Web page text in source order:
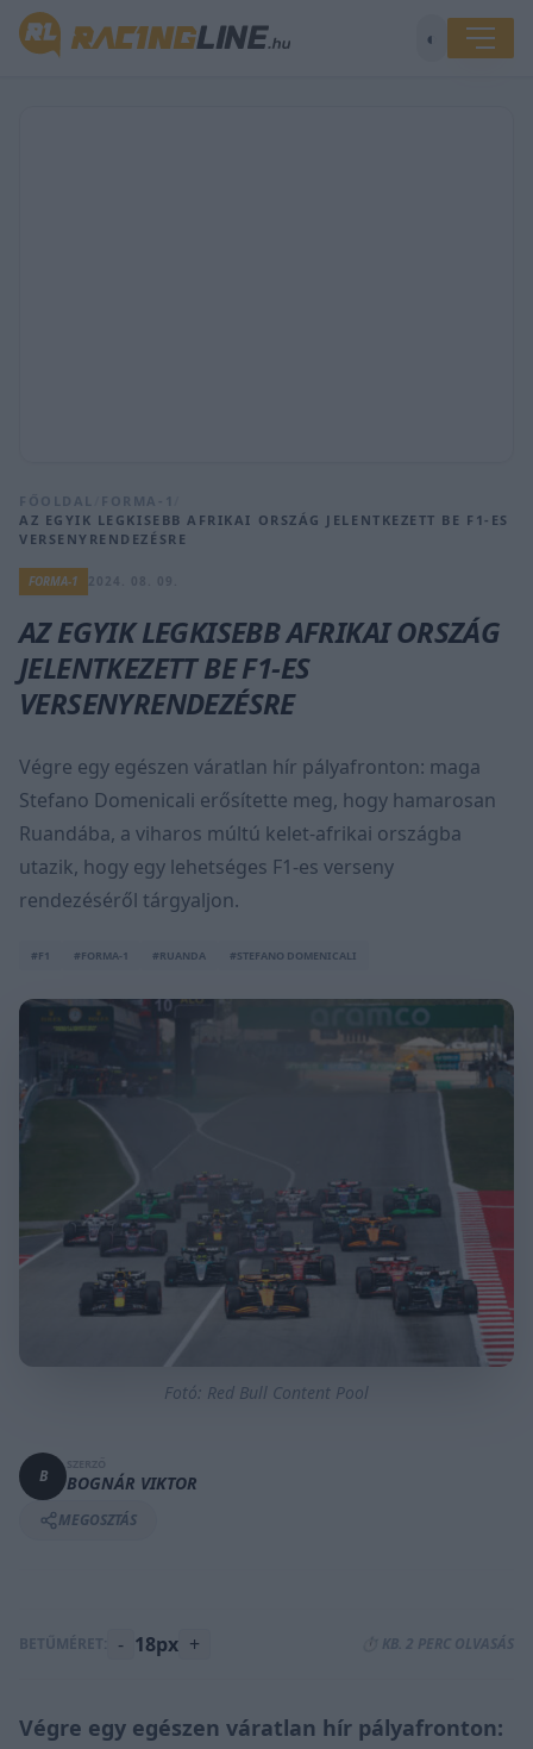
◐
FŐOLDAL FORMA-1
AZ EGYIK LEGKISEBB AFRIKAI ORSZÁG JELENTKEZETT BE F1-ES
VERSENYRENDEZÉSRE
FORMA-1
AZ EGYIK LEGKISEBB AFRIKAI ORSZÁG
JELENTKEZETT BE F1-ES
VERSENYRENDEZÉSRE
Végre egy egészen váratlan hír pályafronton: maga
Stefano Domenicali erősítette meg, hogy hamarosan
Ruandába, a viharos múltú kelet-afrikai országba
utazik, hogy egy lehetséges F1-es verseny
rendezéséről tárgyaljon.
#F1 #FORMA-1 #RUANDA #STEFANO DOMENICALI
Fotó: Red Bull Content Pool
B BOGNÁR VIKTOR
MEGOSZTÁS
BETŰMÉRET: - 18px + ⏱️ KB. 2 PERC OLVASÁS
Végre egy egészen váratlan hír pályafronton: